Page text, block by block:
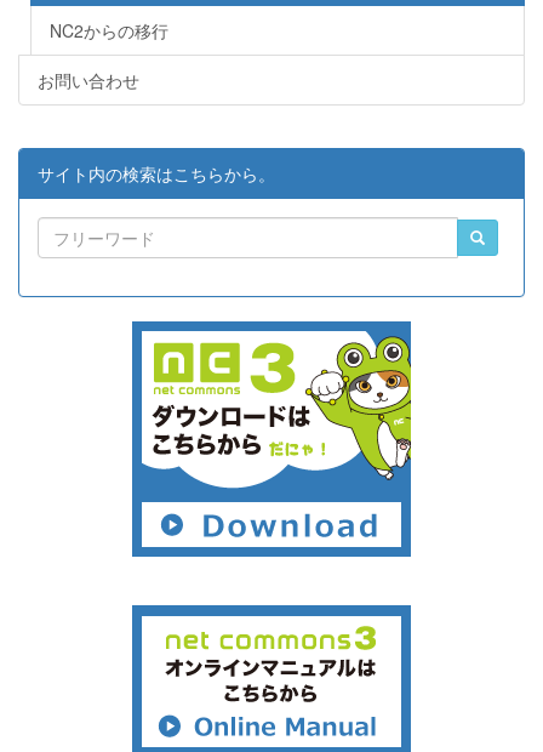
NC2からの移行
お問い合わせ
サイト内の検索はこちらから。